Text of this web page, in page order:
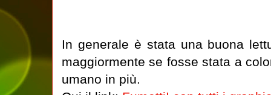
In generale è stata una buona
maggiormente se fosse stata a
umano in più.